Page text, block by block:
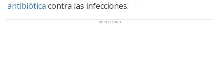
antibiótica contra las infecciones.